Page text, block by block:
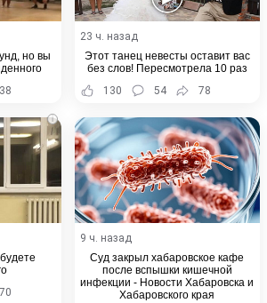
но вы
38
23 ч. назад
Этот танец невесты оставит вас
без слов! Пересмотрела 10 раз
130
54 78
i
70
9 ч. назад
Суд закрыл хабаровское кафе
после вспышки кишечной
инфекции - Новости Хабаровска и
Хабаровского края